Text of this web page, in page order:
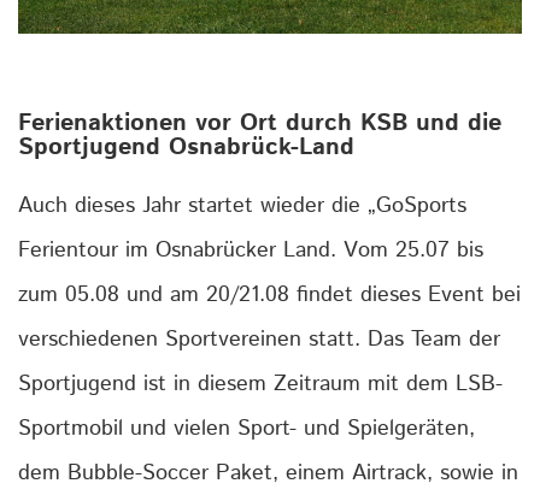
Ferienaktionen vor Ort durch KSB und die
Sportjugend Osnabrück-Land
Auch dieses Jahr startet wieder die „GoSports
Ferientour im Osnabrücker Land. Vom 25.07 bis
zum 05.08 und am 20/21.08 findet dieses Event bei
verschiedenen Sportvereinen statt. Das Team der
Sportjugend ist in diesem Zeitraum mit dem LSB-
Sportmobil und vielen Sport- und Spielgeräten,
dem Bubble-Soccer Paket, einem Airtrack, sowie in